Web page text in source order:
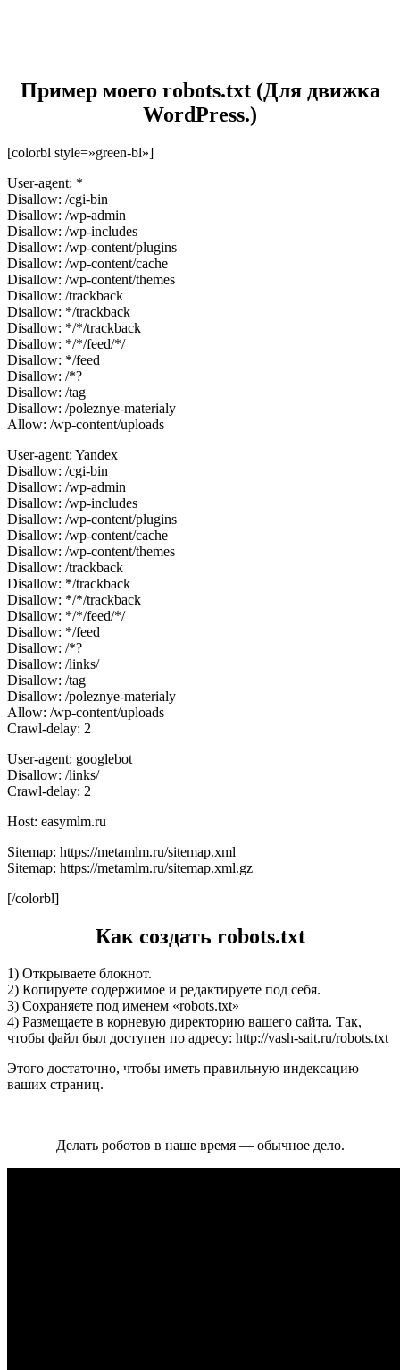
Пример моего robots.txt (Для движка
WordPress.)
[colorbl style=»green-bl»]
User-agent: *
Disallow: /cgi-bin
Disallow: /wp-admin
Disallow: /wp-includes
Disallow: /wp-content/plugins
Disallow: /wp-content/cache
Disallow: /wp-content/themes
Disallow: /trackback
Disallow: */trackback
Disallow: */*/trackback
Disallow: */*/feed/*/
Disallow: */feed
Disallow: /*?
Disallow: /tag
Disallow: /poleznye-materialy
Allow: /wp-content/uploads
User-agent: Yandex
Disallow: /cgi-bin
Disallow: /wp-admin
Disallow: /wp-includes
Disallow: /wp-content/plugins
Disallow: /wp-content/cache
Disallow: /wp-content/themes
Disallow: /trackback
Disallow: */trackback
Disallow: */*/trackback
Disallow: */*/feed/*/
Disallow: */feed
Disallow: /*?
Disallow: /links/
Disallow: /tag
Disallow: /poleznye-materialy
Allow: /wp-content/uploads
Crawl-delay: 2
User-agent: googlebot
Disallow: /links/
Crawl-delay: 2
Host: easymlm.ru
Sitemap: https://metamlm.ru/sitemap.xml
Sitemap: https://metamlm.ru/sitemap.xml.gz
[/colorbl]
Как создать robots.txt
1) Открываете блокнот.
2) Копируете содержимое и редактируете под себя.
3) Сохраняете под именем «robots.txt»
4) Размещаете в корневую директорию вашего сайта. Так,
чтобы файл был доступен по адресу: http://vash-sait.ru/robots.txt
Этого достаточно, чтобы иметь правильную индексацию
ваших страниц.
Делать роботов в наше время — обычное дело.